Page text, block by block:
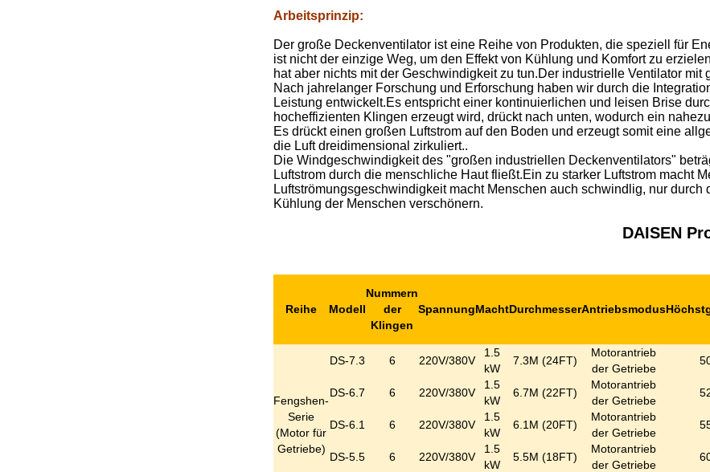
Arbeitsprinzip:
Der große Deckenventilator ist eine Reihe von Produkten, die speziell für
ist nicht der einzige Weg, um den Effekt von Kühlung und Komfort zu
hat aber nichts mit der Geschwindigkeit zu tun.Der industrielle Ventilator
Nach jahrelanger Forschung und Erforschung haben wir durch die
Leistung entwickelt.Es entspricht einer kontinuierlichen und leisen Brise
hocheffizienten Klingen erzeugt wird, drückt nach unten, wodurch ein
Es drückt einen großen Luftstrom auf den Boden und erzeugt somit eine
die Luft dreidimensional zirkuliert..
Die Windgeschwindigkeit des "großen industriellen Deckenventilators"
Luftstrom durch die menschliche Haut fließt.Ein zu starker Luftstrom macht
Luftströmungsgeschwindigkeit macht Menschen auch schwindlig, nur
Kühlung der Menschen verschönern.
DAISEN
Reihe Modell
Nummern
der
Klingen
SpannungMachtDurchmesserAntriebsmodus
Fengshen-
Serie
(Motor für
Getriebe)
DS-7.3 6 220V/380V
1.5
kW
7.3M (24FT)
Motorantrieb
der Getriebe
DS-6.7 6 220V/380V
1.5
kW
6.7M (22FT)
Motorantrieb
der Getriebe
DS-6.1 6 220V/380V
1.5
kW
6.1M (20FT)
Motorantrieb
der Getriebe
DS-5.5 6 220V/380V
1.5
kW
5.5M (18FT)
Motorantrieb
der Getriebe